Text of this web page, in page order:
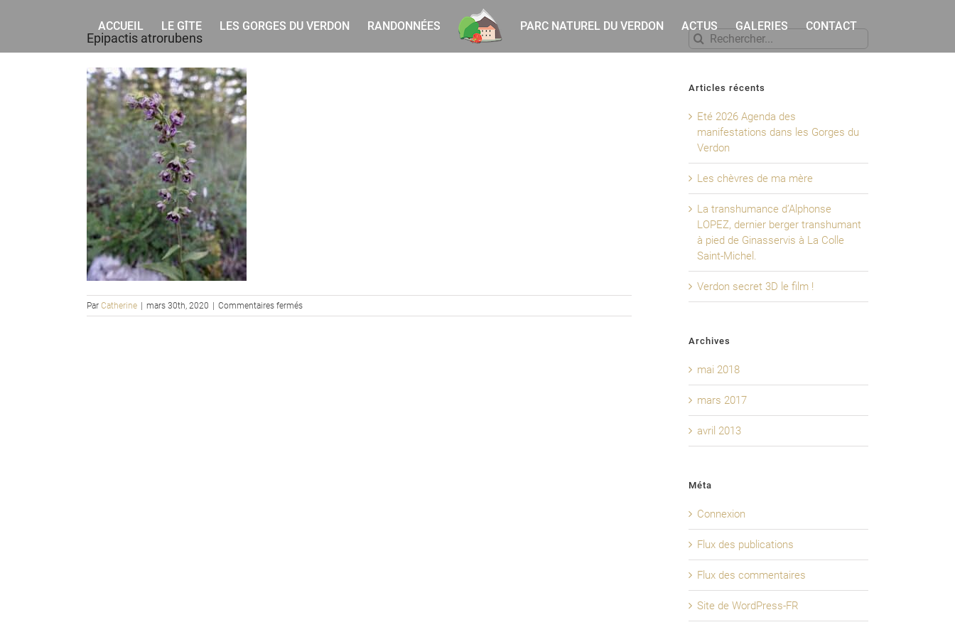
ACCUEIL LE GÎTE LES GORGES DU VERDON RANDONNÉES PARC NATUREL DU VERDON ACTUS GALERIES CONTACT
Epipactis atrorubens
Par Catherine mars 30th, 2020 Commentaires ferméssur
Epipactis
Rechercher
Articles récents
Eté 2026 Agenda des
manifestations dans les Gorges du
Verdon
Les chèvres de ma mère
La transhumance d’Alphonse
LOPEZ, dernier berger transhumant
à pied de Ginasservis à La Colle
Saint-Michel.
Verdon secret 3D le film !
Archives
mai 2018
mars 2017
avril 2013
Méta
Connexion
Flux des publications
Flux des commentaires
Site de WordPress-FR